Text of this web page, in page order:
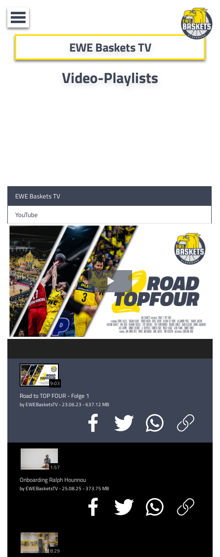
Toggle
navigation
EWE Baskets TV
Video-Playlists
EWE Baskets TV
YouTube
Video
abspielen
9:03
Road to TOP FOUR - Folge 1
by EWEBasketsTV - 23.06.23 - 637.12 MB
1:57
Onboarding Ralph Hounnou
by EWEBasketsTV - 25.08.25 - 373.75 MB
8:29